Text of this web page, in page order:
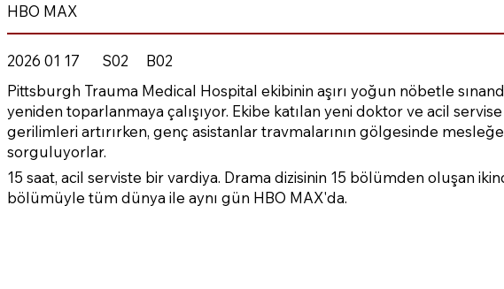
HBO MAX
2026 01 17 S02
B02
Pittsburgh Trauma Medical Hospital ekibinin aşırı yoğun nöbetle
yeniden toparlanmaya çalışıyor. Ekibe katılan yeni doktor ve acil
gerilimleri artırırken, genç asistanlar travmalarının gölgesinde
sorguluyorlar.
15 saat, acil serviste bir vardiya. Drama dizisinin 15 bölümden oluşan
bölümüyle tüm dünya ile aynı gün HBO MAX'da.